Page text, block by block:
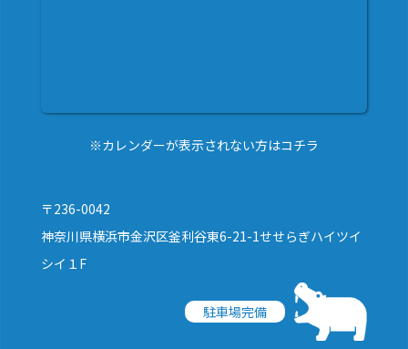
※カレンダーが表示されない方はコチラ
〒236-0042
神奈川県横浜市金沢区釜利谷東6-21-1せせらぎハイツイ
シイ１F
駐車場完備